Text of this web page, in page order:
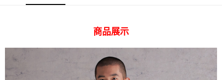
３．安心：先確認商品／服務後，再付款。
１．於結帳方式選擇「AFTEE先享後付」後，將跳轉至「AFTEE先享後付」
２．訂單成立數日內，您將收到繳費通知簡訊。
３．收到繳費通知簡訊後14天內，點擊此簡訊中的連結，可透過四大超商／
ATM／網路銀行／等多元方式進行付款，方視為交易完成。
※ 請注意：結帳手續完成當下不需立刻繳費，但若您需要取消訂單，請聯絡
全家 取貨付款
7-11 取貨付款
商品展示